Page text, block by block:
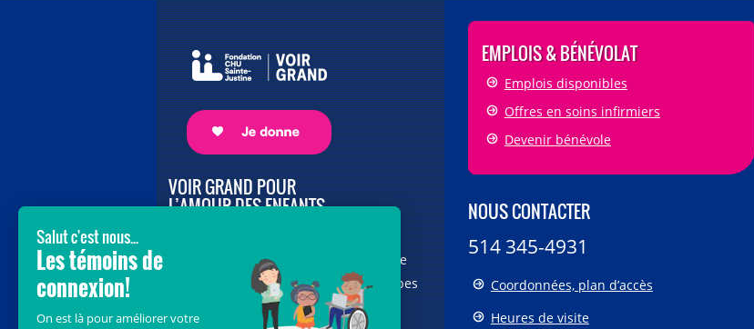
VOIR GRAND POUR
L’AMOUR DES ENFANTS
vous au cœur de la campagne majeure
Voir Grand, nous conduisons les équipes
soignantes vers les opportunités de la
EMPLOIS & BÉNÉVOLAT
Emplois disponibles
Offres en soins infirmiers
Devenir bénévole
NOUS CONTACTER
514 345-4931
Coordonnées, plan d’accès
Heures de visite